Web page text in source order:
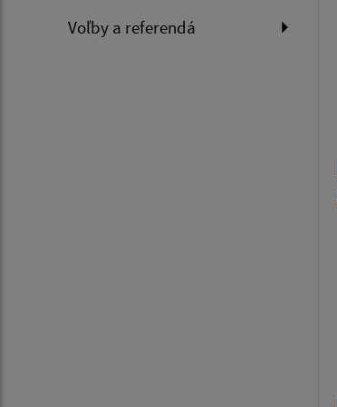
Voľby a referendá